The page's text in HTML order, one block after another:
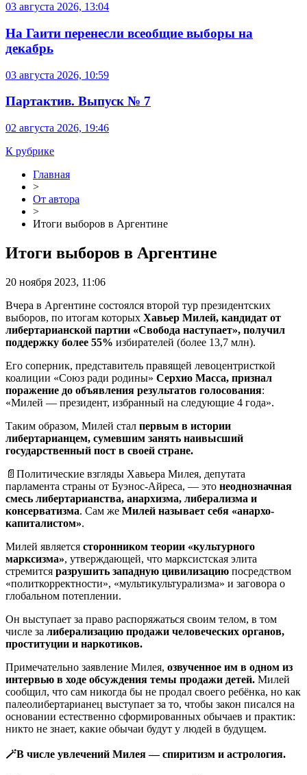
03 августа 2026, 13:04
На Гаити перенесли всеобщие выборы на
декабрь
03 августа 2026, 10:59
Партактив. Выпуск № 7
02 августа 2026, 19:46
К рубрике
Главная
>
От автора
>
Итоги выборов в Аргентине
Итоги выборов в Аргентине
20 ноября 2023, 11:06
Вчера в Аргентине состоялся второй тур президентских
выборов, по итогам которых Хавьер Милей, кандидат от
либертарианской партии «Свобода наступает», получил
поддержку более 55% избирателей (более 13,7 млн).
Его соперник, представитель правящей левоцентристкой
коалиции «Союз ради родины» Серхио Масса, признал
поражение до объявления результатов голосования:
«Милей — президент, избранный на следующие 4 года».
Таким образом, Милей стал первым в истории
либертарианцем, сумевшим занять наивысший
государственный пост в своей стране.
📄Политические взгляды Хавьера Милея, депутата
парламента страны от Буэнос-Айреса, — это неоднозначная
смесь либертарианства, анархизма, либерализма и
консерватизма. Сам же Милей называет себя «анархо-
капиталистом».
Милей является сторонником теории «культурного
марксизма», утверждающей, что марксистская элита
стремится разрушить западную цивилизацию посредством
«политкорректности», «мультикультурализма» и заговора о
глобальном потеплении.
Он выступает за право распоряжаться своим телом, в том
числе за либерализацию продажи человеческих органов,
проституции и наркотиков.
Примечательно заявление Милея, озвученное им в одном из
интервью в ходе обсуждения темы продажи детей. Милей
сообщил, что сам никогда бы не продал своего ребёнка, но как
палеолибертарианец выступает за то, чтобы закон писался на
основании естественно сформированных обычаев и практик:
никто не знает, какие обычаи будут у людей в будущем.
🪄В числе увлечений Милея — спиритизм и астрология.